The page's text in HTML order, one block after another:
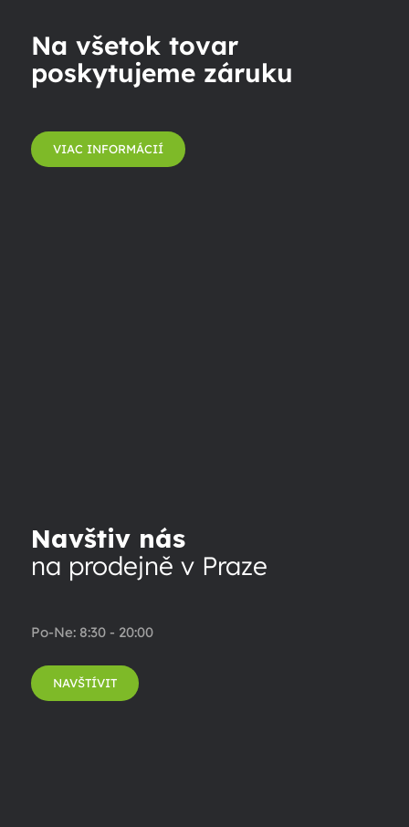
Na všetok tovar
poskytujeme záruku
VIAC INFORMÁCIÍ
Navštiv nás
na prodejně v Praze
Po-Ne: 8:30 - 20:00
NAVŠTÍVIT